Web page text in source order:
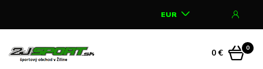
EUR
0
0 €